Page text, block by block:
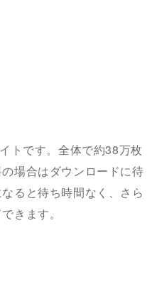
トです。全体で約38万枚
場合はダウンロードに待
ると待ち時間なく、さら
きます。